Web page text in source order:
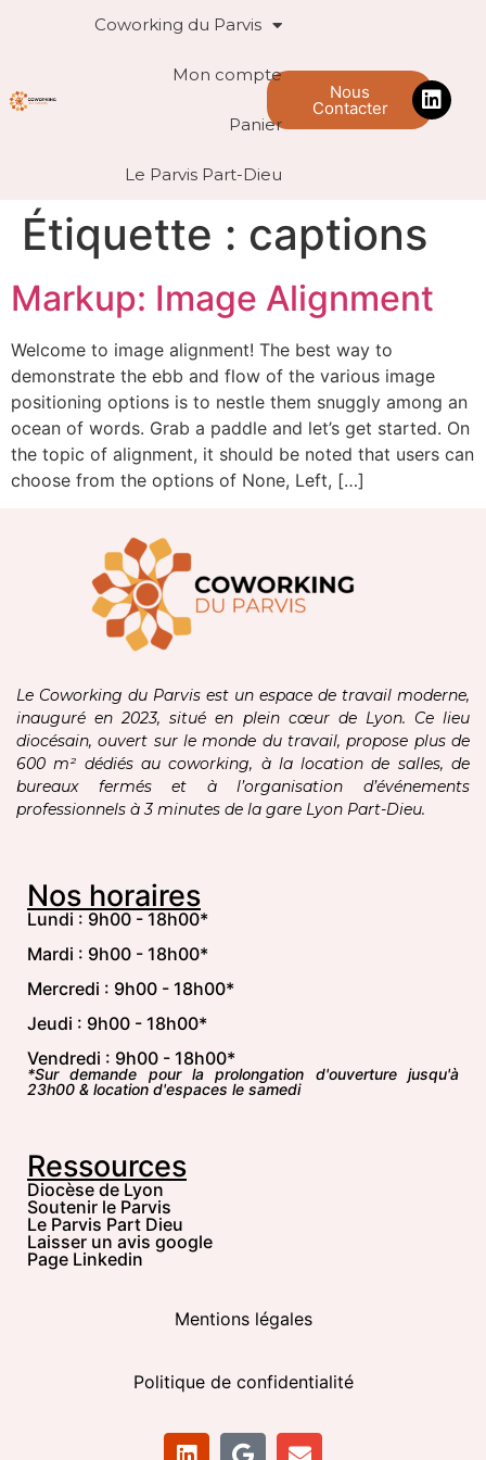
Coworking du Parvis
Mon compte
Panier
Le Parvis Part-Dieu
Nous
Contacter
Étiquette : captions
Markup: Image Alignment
Welcome to image alignment! The best way to
demonstrate the ebb and flow of the various image
positioning options is to nestle them snuggly among an
ocean of words. Grab a paddle and let’s get started. On
the topic of alignment, it should be noted that users can
choose from the options of None, Left, […]
Le Coworking du Parvis est un espace de travail moderne,
inauguré en 2023, situé en plein cœur de Lyon. Ce lieu
diocésain, ouvert sur le monde du travail, propose plus de
600 m² dédiés au coworking, à la location de salles, de
bureaux fermés et à l’organisation d’événements
professionnels à 3 minutes de la gare Lyon Part-Dieu.
Nos horaires
Lundi : 9h00 - 18h00*
Mardi : 9h00 - 18h00*
Mercredi : 9h00 - 18h00*
Jeudi : 9h00 - 18h00*
Vendredi : 9h00 - 18h00*
*Sur demande pour la prolongation d'ouverture jusqu'à
23h00 & location d'espaces le samedi
Ressources
Diocèse de Lyon
Soutenir le Parvis
Le Parvis Part Dieu
Laisser un avis google
Page Linkedin
Mentions légales
Politique de confidentialité